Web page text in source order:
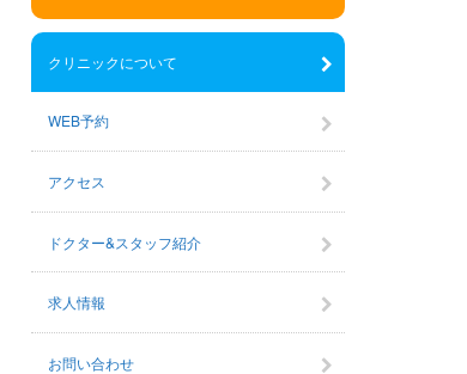
クリニックについて
WEB予約
アクセス
ドクター&スタッフ紹介
求人情報
お問い合わせ